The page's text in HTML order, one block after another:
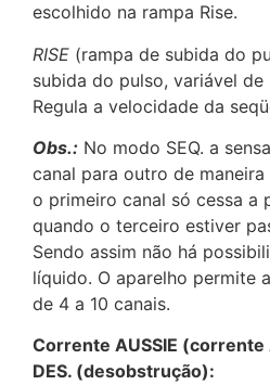
escolhido na rampa Rise.
RISE (rampa de subida do
subida do pulso, variável de
Regula a velocidade da
Obs.: No modo SEQ. a
canal para outro de
o primeiro canal só cessa a
quando o terceiro estiver
Sendo assim não há
líquido. O aparelho permite
de 4 a 10 canais.
Corrente AUSSIE
DES. (desobstrução):